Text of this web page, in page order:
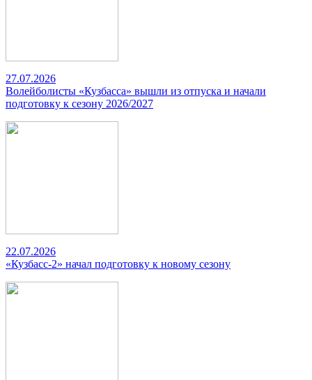
27.07.2026
Волейболисты «Кузбасса» вышли из отпуска и начали
подготовку к сезону 2026/2027
22.07.2026
«Кузбасс-2» начал подготовку к новому сезону